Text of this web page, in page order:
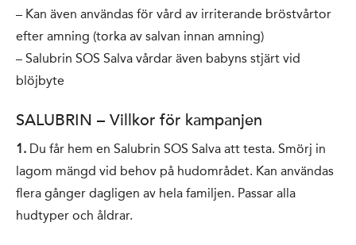
– Kan även användas för vård av irriterande bröstvårtor
efter amning (torka av salvan innan amning)
– Salubrin SOS Salva vårdar även babyns stjärt vid
blöjbyte
SALUBRIN – Villkor för kampanjen
1. Du får hem en Salubrin SOS Salva att testa. Smörj in
lagom mängd vid behov på hudområdet. Kan användas
flera gånger dagligen av hela familjen. Passar alla
hudtyper och åldrar.